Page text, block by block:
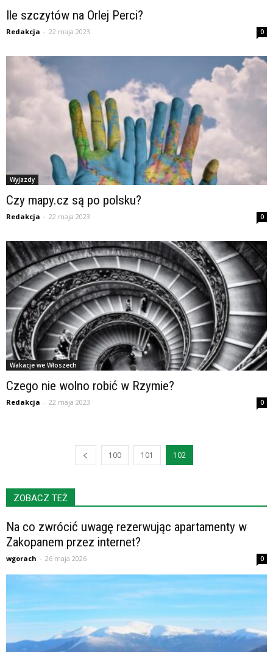
Ile szczytów na Orlej Perci?
Redakcja - 22 maja 2023 0
Wyjazdy
Czy mapy.cz są po polsku?
Redakcja - 22 maja 2023 0
Wakacje we Włoszech
Czego nie wolno robić w Rzymie?
Redakcja - 22 maja 2023 0
100 101 102
ZOBACZ TEŻ
Na co zwrócić uwagę rezerwując apartamenty w
Zakopanem przez internet?
wgorach - 26 maja 2026 0